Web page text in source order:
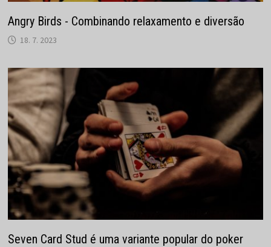
Angry Birds - Combinando relaxamento e diversão
18. 7. 2023
Seven Card Stud é uma variante popular do poker